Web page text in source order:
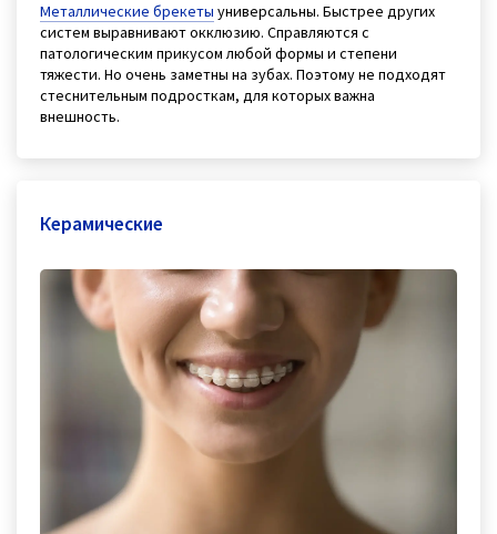
Металлические брекеты универсальны. Быстрее других
систем выравнивают окклюзию. Справляются с
патологическим прикусом любой формы и степени
тяжести. Но очень заметны на зубах. Поэтому не подходят
стеснительным подросткам, для которых важна
внешность.
Керамические